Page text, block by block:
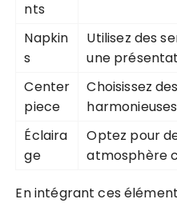
nts
Napkin
s
Utilisez des
une
Center
piece
Choisissez
Éclaira
ge
Optez pour
atmosphère
En intégrant ces